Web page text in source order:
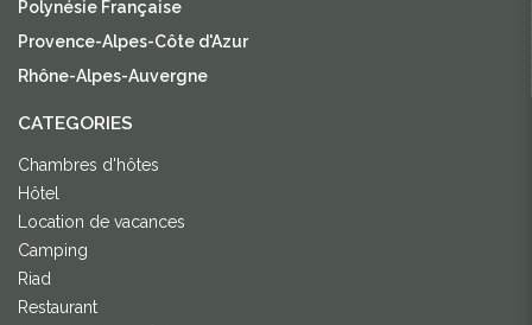
Polynésie Française
Provence-Alpes-Côte d'Azur
Rhône-Alpes-Auvergne
CATEGORIES
Chambres d'hôtes
Hôtel
Location de vacances
Camping
Riad
Restaurant